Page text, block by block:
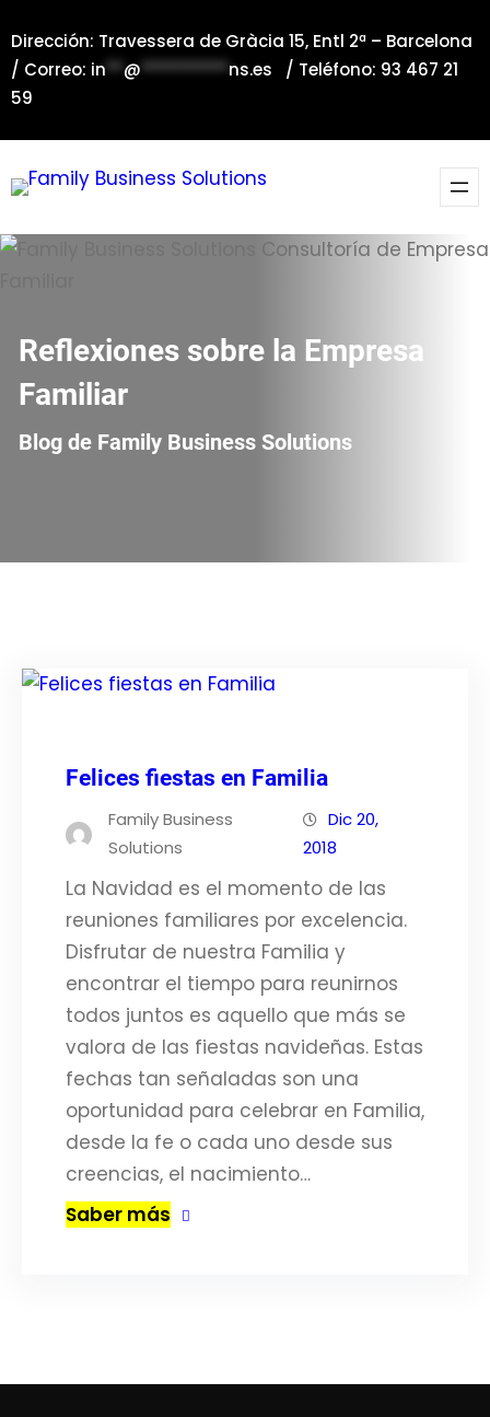
al
contenido
Dirección: Travessera de Gràcia 15, Entl 2ª – Barcelona
/ Correo: in**@**********ns.es / Teléfono: 93 467 21
59
Reflexiones sobre la Empresa
Familiar
Blog de Family Business Solutions
Felices fiestas en Familia
Family Business
Solutions
Dic 20,
2018
La Navidad es el momento de las
reuniones familiares por excelencia.
Disfrutar de nuestra Familia y
encontrar el tiempo para reunirnos
todos juntos es aquello que más se
valora de las fiestas navideñas. Estas
fechas tan señaladas son una
oportunidad para celebrar en Familia,
desde la fe o cada uno desde sus
creencias, el nacimiento…
Saber más